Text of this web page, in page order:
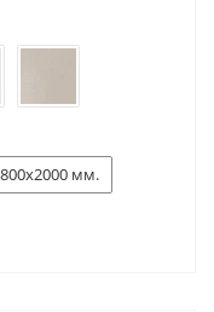
800x2000 мм.